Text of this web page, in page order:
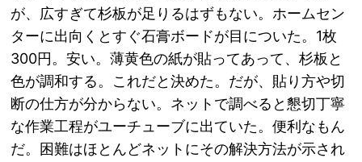
が、広すぎて杉板が足りるはずもない。ホームセン
ターに出向くとすぐ石膏ボードが目についた。1枚
300円。安い。薄黄色の紙が貼ってあって、杉板と
色が調和する。これだと決めた。だが、貼り方や切
断の仕方が分からない。ネットで調べると懇切丁寧
な作業工程がユーチューブに出ていた。便利なもん
だ。困難はほとんどネットにその解決方法が示され